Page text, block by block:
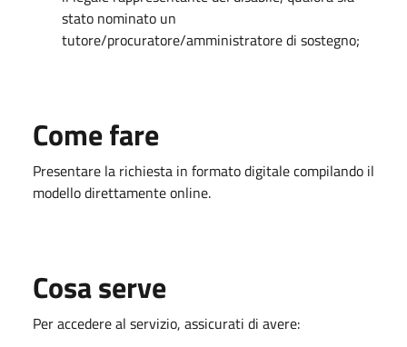
stato nominato un
tutore/procuratore/amministratore di sostegno;
Come fare
Presentare la richiesta in formato digitale compilando il
modello direttamente online.
Cosa serve
Per accedere al servizio, assicurati di avere: